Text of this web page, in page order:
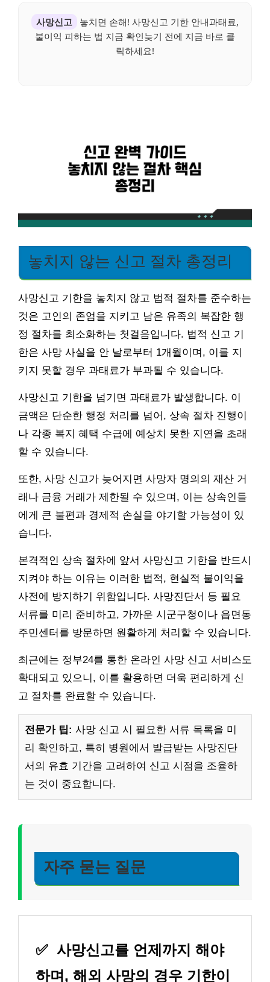
사망신고
놓치면 손해! 사망신고 기한 안내과태료,
불이익 피하는 법 지금 확인늦기 전에 지금 바로 클
릭하세요!
놓치지 않는 신고 절차 총정리
사망신고 기한을 놓치지 않고 법적 절차를 준수하는
것은 고인의 존엄을 지키고 남은 유족의 복잡한 행
정 절차를 최소화하는 첫걸음입니다. 법적 신고 기
한은 사망 사실을 안 날로부터 1개월이며, 이를 지
키지 못할 경우 과태료가 부과될 수 있습니다.
사망신고 기한을 넘기면 과태료가 발생합니다. 이
금액은 단순한 행정 처리를 넘어, 상속 절차 진행이
나 각종 복지 혜택 수급에 예상치 못한 지연을 초래
할 수 있습니다.
또한, 사망 신고가 늦어지면 사망자 명의의 재산 거
래나 금융 거래가 제한될 수 있으며, 이는 상속인들
에게 큰 불편과 경제적 손실을 야기할 가능성이 있
습니다.
본격적인 상속 절차에 앞서 사망신고 기한을 반드시
지켜야 하는 이유는 이러한 법적, 현실적 불이익을
사전에 방지하기 위함입니다. 사망진단서 등 필요
서류를 미리 준비하고, 가까운 시군구청이나 읍면동
주민센터를 방문하면 원활하게 처리할 수 있습니다.
최근에는 정부24를 통한 온라인 사망 신고 서비스도
확대되고 있으니, 이를 활용하면 더욱 편리하게 신
고 절차를 완료할 수 있습니다.
전문가 팁: 사망 신고 시 필요한 서류 목록을 미
리 확인하고, 특히 병원에서 발급받는 사망진단
서의 유효 기간을 고려하여 신고 시점을 조율하
는 것이 중요합니다.
자주 묻는 질문
✅ 사망신고를 언제까지 해야
하며, 해외 사망의 경우 기한이